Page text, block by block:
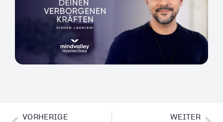
VORHERIGE WEITER